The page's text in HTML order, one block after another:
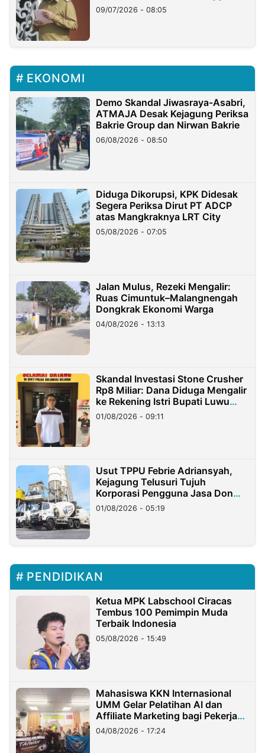
Longsor
09/07/2026 - 08:05
EKONOMI
Demo Skandal Jiwasraya-Asabri,
ATMAJA Desak Kejagung Periksa
Bakrie Group dan Nirwan Bakrie
06/08/2026 - 08:50
Diduga Dikorupsi, KPK Didesak
Segera Periksa Dirut PT ADCP
atas Mangkraknya LRT City
05/08/2026 - 07:05
Jalan Mulus, Rezeki Mengalir:
Ruas Cimuntuk–Malangnengah
Dongkrak Ekonomi Warga
04/08/2026 - 13:13
Skandal Investasi Stone Crusher
Rp8 Miliar: Dana Diduga Mengalir
ke Rekening Istri Bupati Luwu
Timur
01/08/2026 - 09:11
Usut TPPU Febrie Adriansyah,
Kejagung Telusuri Tujuh
Korporasi Pengguna Jasa Don
Ritto
01/08/2026 - 05:19
PENDIDIKAN
Ketua MPK Labschool Ciracas
Tembus 100 Pemimpin Muda
Terbaik Indonesia
05/08/2026 - 15:49
Mahasiswa KKN Internasional
UMM Gelar Pelatihan AI dan
Affiliate Marketing bagi Pekerja
Migran Indonesia di Taiwan
04/08/2026 - 17:24